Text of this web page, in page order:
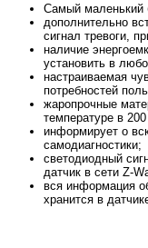
Самый маленький
дополнительно
сигнал тревоги,
наличие
установить в
настраиваемая
потребностей
жаропрочные
температуре в 200
информирует о
самодиагностики;
светодиодный
датчик в сети Z-
вся информация
хранится в